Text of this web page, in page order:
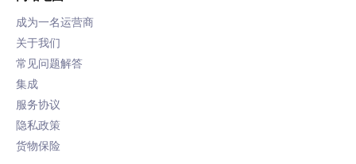
成为一名运营商
关于我们
常见问题解答
集成
服务协议
隐私政策
货物保险